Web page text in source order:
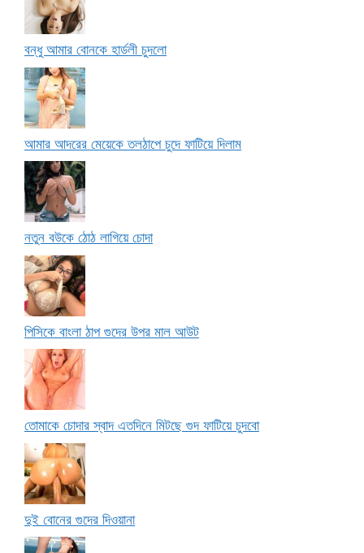
বন্ধু আমার বোনকে হার্ডলী চুদলো
আমার আদরের মেয়েকে তলঠাপে চুদে ফাটিয়ে দিলাম
নতুন বউকে ঠোঠ লাগিয়ে চোদা
পিসিকে বাংলা ঠাপ গুদের উপর মাল আউট
তোমাকে চোদার স্বাদ এতদিনে মিটছে গুদ ফাটিয়ে চুদবো
দুই বোনের গুদের দিওয়ানা